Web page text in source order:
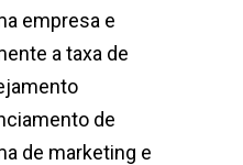
empresa e
a taxa de
de
de marketing e